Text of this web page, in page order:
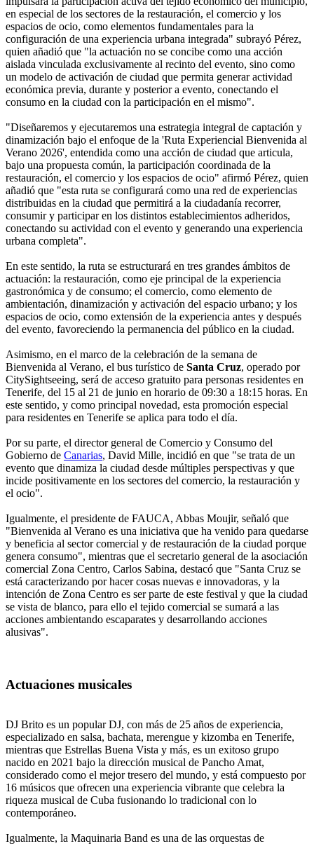
en especial de los sectores de la restauración, el comercio y los
espacios de ocio, como elementos fundamentales para la
configuración de una experiencia urbana integrada" subrayó Pérez,
quien añadió que "la actuación no se concibe como una acción
aislada vinculada exclusivamente al recinto del evento, sino como
un modelo de activación de ciudad que permita generar actividad
económica previa, durante y posterior a evento, conectando el
consumo en la ciudad con la participación en el mismo".
"Diseñaremos y ejecutaremos una estrategia integral de captación y
dinamización bajo el enfoque de la 'Ruta Experiencial Bienvenida al
Verano 2026', entendida como una acción de ciudad que articula,
bajo una propuesta común, la participación coordinada de la
restauración, el comercio y los espacios de ocio" afirmó Pérez, quien
añadió que "esta ruta se configurará como una red de experiencias
distribuidas en la ciudad que permitirá a la ciudadanía recorrer,
consumir y participar en los distintos establecimientos adheridos,
conectando su actividad con el evento y generando una experiencia
urbana completa".
En este sentido, la ruta se estructurará en tres grandes ámbitos de
actuación: la restauración, como eje principal de la experiencia
gastronómica y de consumo; el comercio, como elemento de
ambientación, dinamización y activación del espacio urbano; y los
espacios de ocio, como extensión de la experiencia antes y después
del evento, favoreciendo la permanencia del público en la ciudad.
Asimismo, en el marco de la celebración de la semana de
Bienvenida al Verano, el bus turístico de Santa Cruz, operado por
CitySightseeing, será de acceso gratuito para personas residentes en
Tenerife, del 15 al 21 de junio en horario de 09:30 a 18:15 horas. En
este sentido, y como principal novedad, esta promoción especial
para residentes en Tenerife se aplica para todo el día.
Por su parte, el director general de Comercio y Consumo del
Gobierno de Canarias, David Mille, incidió en que "se trata de un
evento que dinamiza la ciudad desde múltiples perspectivas y que
incide positivamente en los sectores del comercio, la restauración y
el ocio".
Igualmente, el presidente de FAUCA, Abbas Moujir, señaló que
"Bienvenida al Verano es una iniciativa que ha venido para quedarse
y beneficia al sector comercial y de restauración de la ciudad porque
genera consumo", mientras que el secretario general de la asociación
comercial Zona Centro, Carlos Sabina, destacó que "Santa Cruz se
está caracterizando por hacer cosas nuevas e innovadoras, y la
intención de Zona Centro es ser parte de este festival y que la ciudad
se vista de blanco, para ello el tejido comercial se sumará a las
acciones ambientando escaparates y desarrollando acciones
alusivas".
Actuaciones musicales
DJ Brito es un popular DJ, con más de 25 años de experiencia,
especializado en salsa, bachata, merengue y kizomba en Tenerife,
mientras que Estrellas Buena Vista y más, es un exitoso grupo
nacido en 2021 bajo la dirección musical de Pancho Amat,
considerado como el mejor tresero del mundo, y está compuesto por
16 músicos que ofrecen una experiencia vibrante que celebra la
riqueza musical de Cuba fusionando lo tradicional con lo
contemporáneo.
Igualmente, la Maquinaria Band es una de las orquestas de